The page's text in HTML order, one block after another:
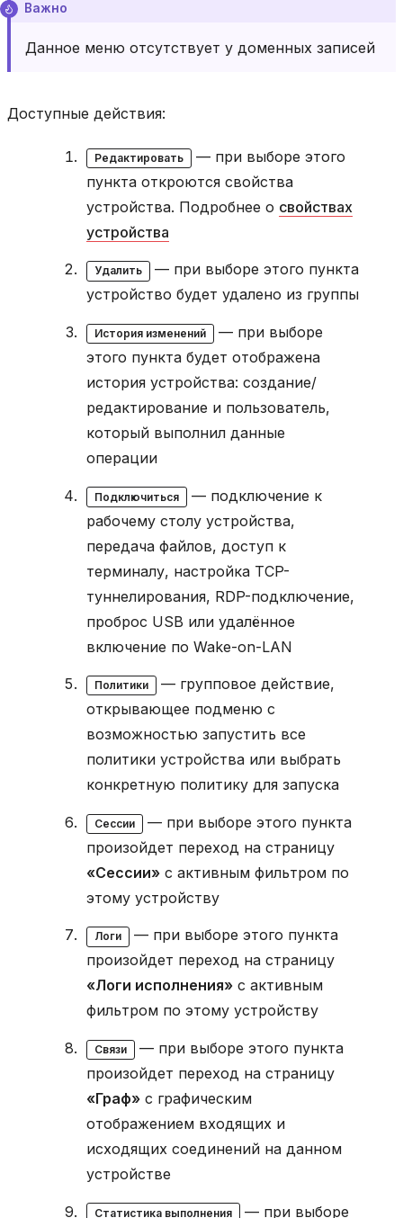
Важно
Данное меню отсутствует у доменных записей
Доступные действия:
Редактировать — при выборе этого
пункта откроются свойства
устройства. Подробнее о свойствах
устройства
Удалить — при выборе этого пункта
устройство будет удалено из группы
История изменений — при выборе
этого пункта будет отображена
история устройства: создание/
редактирование и пользователь,
который выполнил данные
операции
Подключиться — подключение к
рабочему столу устройства,
передача файлов, доступ к
терминалу, настройка TCP-
туннелирования, RDP-подключение,
проброс USB или удалённое
включение по Wake-on-LAN
Политики — групповое действие,
открывающее подменю с
возможностью запустить все
политики устройства или выбрать
конкретную политику для запуска
Сессии — при выборе этого пункта
произойдет переход на страницу
«Сессии» с активным фильтром по
этому устройству
Логи — при выборе этого пункта
произойдет переход на страницу
«Логи исполнения» с активным
фильтром по этому устройству
Связи — при выборе этого пункта
произойдет переход на страницу
«Граф» с графическим
отображением входящих и
исходящих соединений на данном
устройстве
Статистика выполнения — при выборе